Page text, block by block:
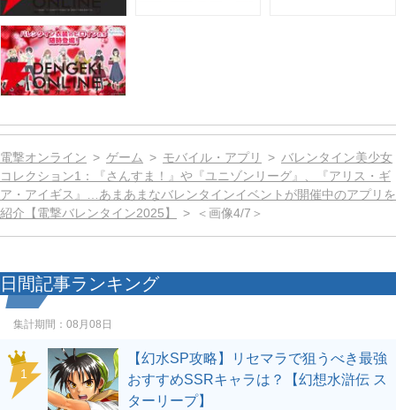
電撃オンライン ゲーム モバイル・アプリ
バレンタイン美少女
コレクション1：『さんすま！』や『ユニゾンリーグ』、『アリス・ギ
ア・アイギス』…あまあまなバレンタインイベントが開催中のアプリを
紹介【電撃バレンタイン2025】
＜画像4/7＞
日間記事ランキング
集計期間： 08月08日
1
【幻水SP攻略】リセマラで狙うべき最強
おすすめSSRキャラは？【幻想水滸伝 ス
ターリープ】